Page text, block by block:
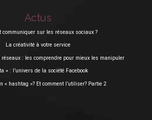
Actus
communiquer sur les réseaux sociaux ?
La créativité à votre service
: les comprendre pour mieux les manipuler
» : l’univers de la société Facebook
« hashtag »? Et comment l’utiliser? Partie 2